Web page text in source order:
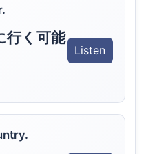
行く可能
Listen